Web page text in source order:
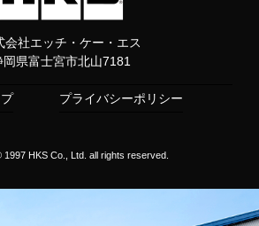
会社エッチ・ケー・エス
岡県富士宮市北山7181
プライバシーポリシー
HKS Co., Ltd. all rights reserved.